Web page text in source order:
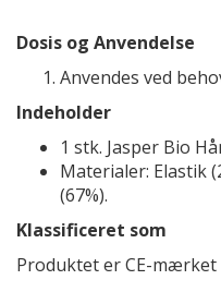
Dosis og Anvendelse
Anvendes ved
Indeholder
1 stk. Jasper Bio
Materialer: Elastik
(67%).
Klassificeret som
Produktet er CE-mærket